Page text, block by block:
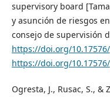
supervisory board
y asunción de riesgos
consejo de supervisión
https://doi.org/
https://doi.org/
Ogresta, J., Rusac, S., &